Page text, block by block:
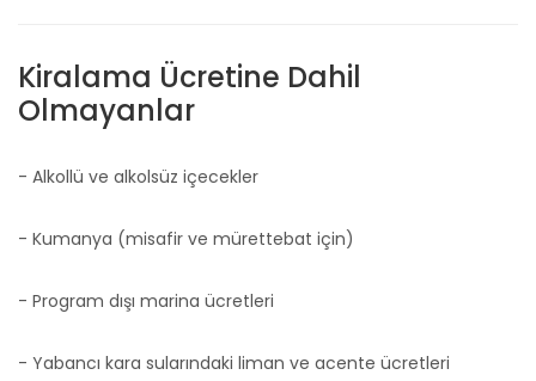
Kiralama Ücretine Dahil
Olmayanlar
- Alkollü ve alkolsüz içecekler
- Kumanya (misafir ve mürettebat için)
- Program dışı marina ücretleri
- Yabancı kara sularındaki liman ve acente ücretleri